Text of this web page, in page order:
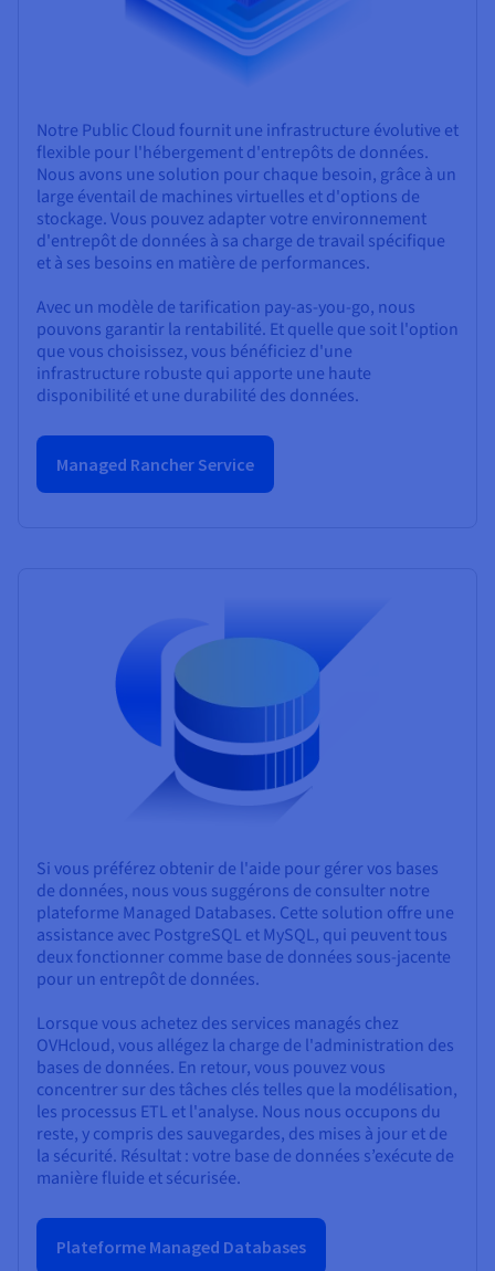
Notre Public Cloud fournit une infrastructure évolutive et
flexible pour l'hébergement d'entrepôts de données.
Nous avons une solution pour chaque besoin, grâce à un
large éventail de machines virtuelles et d'options de
stockage. Vous pouvez adapter votre environnement
d'entrepôt de données à sa charge de travail spécifique
et à ses besoins en matière de performances.
Avec un modèle de tarification pay-as-you-go, nous
pouvons garantir la rentabilité. Et quelle que soit l'option
que vous choisissez, vous bénéficiez d'une
infrastructure robuste qui apporte une haute
disponibilité et une durabilité des données.
Managed Rancher Service
Si vous préférez obtenir de l'aide pour gérer vos bases
de données, nous vous suggérons de consulter notre
plateforme Managed Databases. Cette solution offre une
assistance avec PostgreSQL et MySQL, qui peuvent tous
deux fonctionner comme base de données sous-jacente
pour un entrepôt de données.
Lorsque vous achetez des services managés chez
OVHcloud, vous allégez la charge de l'administration des
bases de données. En retour, vous pouvez vous
concentrer sur des tâches clés telles que la modélisation,
les processus ETL et l'analyse. Nous nous occupons du
reste, y compris des sauvegardes, des mises à jour et de
la sécurité. Résultat : votre base de données s’exécute de
manière fluide et sécurisée.
Plateforme Managed Databases